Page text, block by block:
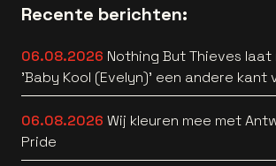
Recente berichten:
06.08.2026 Nothing But Thieves laat
'Baby Kool (Evelyn)' een andere kant
zich horen [video]
06.08.2026 Wij kleuren mee met
Pride